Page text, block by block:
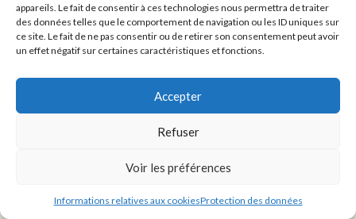
appareils. Le fait de consentir à ces technologies nous permettra de traiter
des données telles que le comportement de navigation ou les ID uniques sur
ce site. Le fait de ne pas consentir ou de retirer son consentement peut avoir
un effet négatif sur certaines caractéristiques et fonctions.
Accepter
Refuser
Voir les préférences
Informations relatives aux cookiesProtection des données